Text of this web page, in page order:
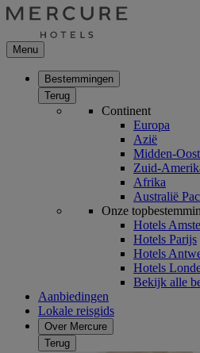
Menu
Bestemmingen
Terug
Continent
Europa
Azië
Midden-
Zuid-
Afrika
Australië
Onze
Hotels
Hotels Parijs
Hotels
Hotels
Bekijk alle
Aanbiedingen
Lokale reisgids
Over Mercure
Terug